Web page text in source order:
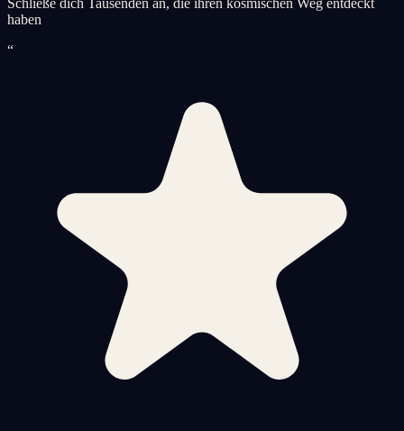
Schließe dich Tausenden an, die ihren kosmischen Weg entdeckt
haben
“